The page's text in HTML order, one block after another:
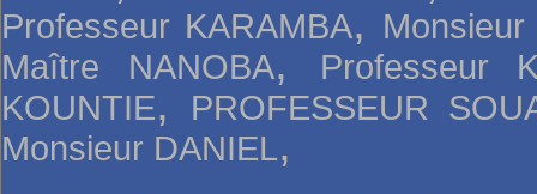
Professeur KARAMBA,
Maître NANOBA,
Professeur
KOUNTIE,
PROFESSEUR
Monsieur DANIEL,